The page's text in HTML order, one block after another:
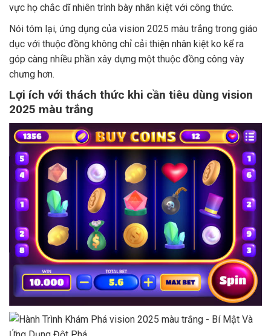
vực họ chắc dĩ nhiên trình bày nhân kiệt với công thức.
Nói tóm lại, ứng dụng của vision 2025 màu trắng trong giáo
dục với thuộc đồng không chỉ cải thiện nhân kiệt ko kể ra
góp càng nhiều phần xây dựng một thuộc đồng công vày
chưng hơn.
Lợi ích với thách thức khi cần tiêu dùng vision
2025 màu trắng